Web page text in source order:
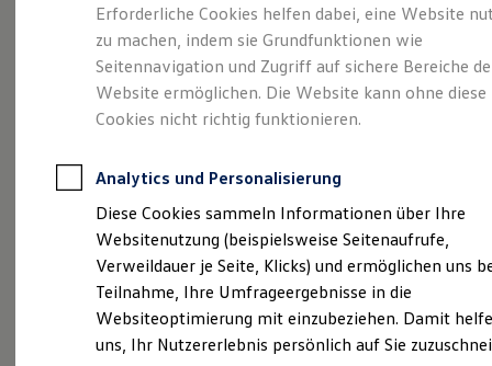
Leasing
Leasing-Angebote
Gebrauchtwagen Leasing
Junge Gebrauchtwagen-Leasing
Elektroauto Leasing
Kleinwagen-Leasing
Leasing ohne Anzahlung
Autokredit mit Schlussrate
Versicherungen und Garantien
Kfz-Versicherung
Restschuldversicherungen
Garantien
Wartungsverträge
Geschäftskunden
Professional Class bei Volkswagen
Großkunden
Behörden
Viel Platz, viel Freiheit.
Der Golf Variant.
Impressum & Rechtliches
Erforderliche Cookies helfen dabei, eine Website
zu machen, indem sie Grundfunktionen wie
Seitennavigation und Zugriff auf sichere Bereiche
Website ermöglichen. Die Website kann ohne diese
Cookies nicht richtig funktionieren.
Analytics und Personalisierung
Diese Cookies sammeln Informationen über Ihre
Websitenutzung (beispielsweise Seitenaufrufe,
Verweildauer je Seite, Klicks) und ermöglichen uns
Teilnahme, Ihre Umfrageergebnisse in die
Websiteoptimierung mit einzubeziehen. Damit
uns, Ihr Nutzererlebnis persönlich auf Sie